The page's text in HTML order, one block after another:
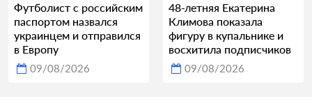
Футболист с российским
паспортом назвался
украинцем и отправился
в Европу
09/08/2026
48-летняя Екатерина
Климова показала
фигуру в купальнике и
восхитила подписчиков
09/08/2026